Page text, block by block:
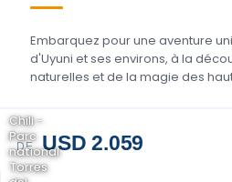
Embarquez pour une aventure
d'Uyuni et ses environs, à la
naturelles et de la magie des
DE USD 2.059
Chili -
Parc
national
Torres